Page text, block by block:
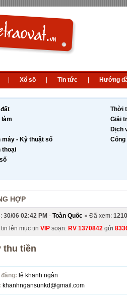
Xổ số Tin tức Hướng
đất
làm
máy - Kỹ thuật số
thoại
Thời
Giải
Dịch
Công
HỢP
30/06 02:42 PM - Toàn Quốc » Đã xem: 1210
lên mục tin VIP soạn: RV 1370842 gửi
thu tiền
lê khanh ngân
khanhngansunkd@gmail.com